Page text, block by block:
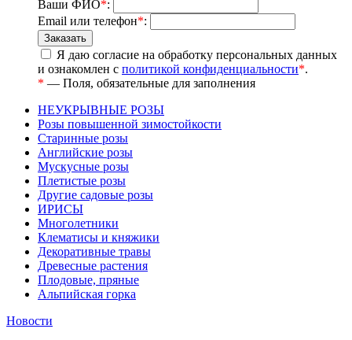
Ваши ФИО*:
Email или телефон*:
Я даю согласие на обработку персональных данных
и ознакомлен с политикой конфиденциальности*.
* — Поля, обязательные для заполнения
НЕУКРЫВНЫЕ РОЗЫ
Розы повышенной зимостойкости
Старинные розы
Английские розы
Мускусные розы
Плетистые розы
Другие садовые розы
ИРИСЫ
Многолетники
Клематисы и княжики
Декоративные травы
Древесные растения
Плодовые, пряные
Альпийская горка
Новости